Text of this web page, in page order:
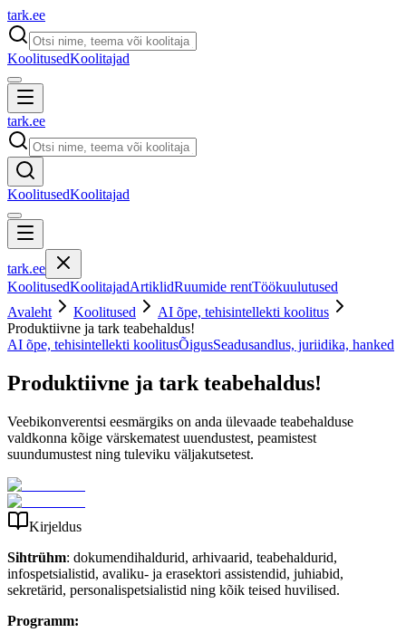
tark.ee
KoolitusedKoolitajad
tark.ee
KoolitusedKoolitajad
tark.ee
KoolitusedKoolitajadArtiklidRuumide rentTöökuulutused
Avaleht
Koolitused
AI õpe, tehisintellekti koolitus
Produktiivne ja tark teabehaldus!
AI õpe, tehisintellekti koolitusÕigusSeadusandlus, juriidika, hanked
Produktiivne ja tark teabehaldus!
Veebikonverentsi eesmärgiks on anda ülevaade teabehalduse
valdkonna kõige värskematest uuendustest, peamistest
suundumustest ning tuleviku väljakutsetest.
Kirjeldus
Sihtrühm: dokumendihaldurid, arhivaarid, teabehaldurid,
infospetsialistid, avaliku- ja erasektori assistendid, juhiabid,
sekretärid, personalispetsialistid ning kõik teised huvilised.
Programm: